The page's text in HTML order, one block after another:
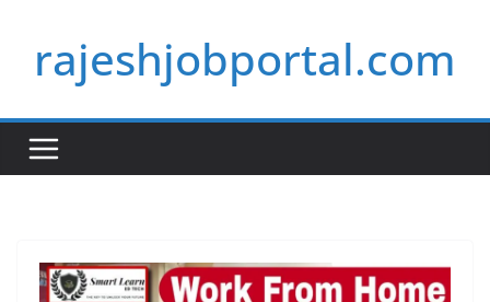
contentrajeshjobportal.com